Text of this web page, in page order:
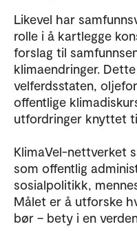
Likevel har
rolle i å kartlegge
forslag til
klimaendringer.
velferdsstaten,
offentlige
utfordringer knyttet
KlimaVel-nettverket
som offentlig
sosialpolitikk,
Målet er å utforske
bør – bety i en